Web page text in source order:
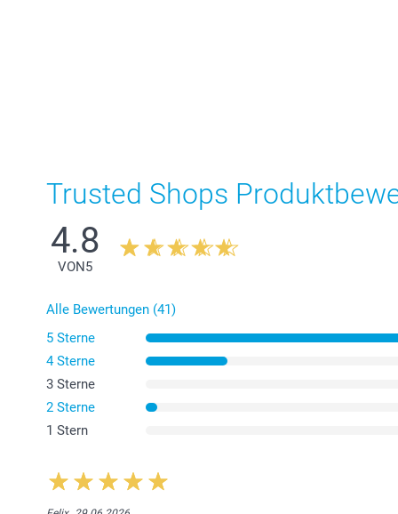
Trusted Shops
4.8
VON 5
Alle Bewertungen (41)
5 Sterne
4 Sterne
3 Sterne
2 Sterne
1 Stern